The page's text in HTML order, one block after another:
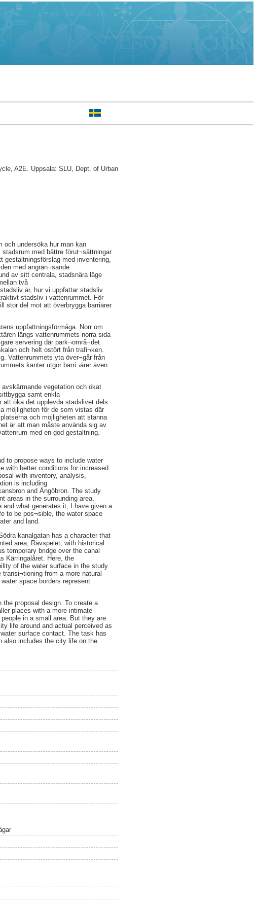
A2E. Uppsala: SLU, Dept. of Urban
och undersöka hur man kan
med bättre förut¬sättningar
gestaltningsförslag med inventering,
med angrän¬sande
av sitt centrala, stadsnära läge
två
är, hur vi uppfattar stadsliv
stadsliv i vattenrummet. För
stor del mot att överbrygga barriärer
uppfattningsförmåga. Norr om
längs vattenrummets norra sida
servering där park¬områ¬det
och helt ostört från trafi¬ken.
Vattenrummets yta över¬går från
kanter utgör barri¬ärer även
vegetation och ökat
samt enkla
öka det upplevda stadslivet dels
möjligheten för de som vistas där
och möjligheten att stanna
är att man måste använda sig av
med en god gestaltning.
to propose ways to include water
with better conditions for increased
with inventory, analysis,
is including
and Ängöbron. The study
areas in the surrounding area,
what generates it, I have given a
to be pos¬sible, the water space
and land.
kanalgatan has a character that
area, Rävspelet, with historical
temporary bridge over the canal
Kärringalåret. Here, the
of the water surface in the study
from a more natural
space borders represent
proposal design. To create a
places with a more intimate
in a small area. But they are
life around and actual perceived as
surface contact. The task has
also includes the city life on the